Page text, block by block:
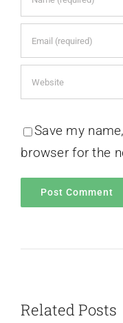
Save my
browser for the
Related Posts